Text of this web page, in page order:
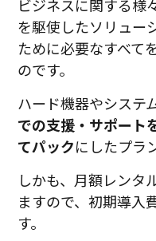
ビジネスに関する様
を駆使したソリュー
ために必要なすべて
のです。
ハード機器やシステ
での支援・サポート
てパックにしたプラ
しかも、月額レンタ
ますので、初期導入
す。